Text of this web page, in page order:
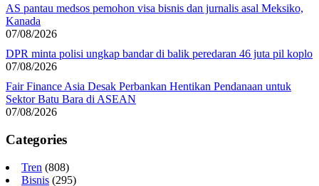
AS pantau medsos pemohon visa bisnis dan jurnalis asal Meksiko,
Kanada
07/08/2026
DPR minta polisi ungkap bandar di balik peredaran 46 juta pil koplo
07/08/2026
Fair Finance Asia Desak Perbankan Hentikan Pendanaan untuk
Sektor Batu Bara di ASEAN
07/08/2026
Categories
Tren (808)
Bisnis (295)